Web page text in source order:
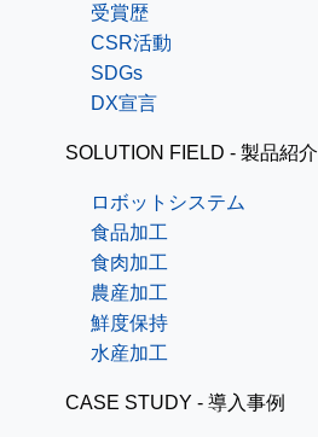
受賞歴
CSR活動
SDGs
DX宣言
SOLUTION FIELD - 製品紹介
ロボットシステム
食品加工
食肉加工
農産加工
鮮度保持
水産加工
CASE STUDY - 導入事例